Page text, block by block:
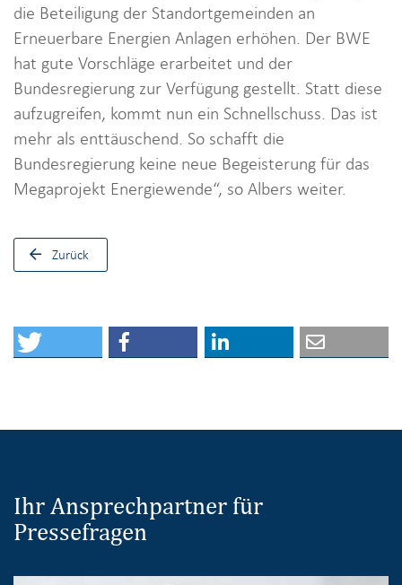
die Beteiligung der Standortgemeinden an
Erneuerbare Energien Anlagen erhöhen. Der BWE
hat gute Vorschläge erarbeitet und der
Bundesregierung zur Verfügung gestellt. Statt diese
aufzugreifen, kommt nun ein Schnellschuss. Das ist
mehr als enttäuschend. So schafft die
Bundesregierung keine neue Begeisterung für das
Megaprojekt Energiewende“, so Albers weiter.
Zurück
Ihr Ansprechpartner für
Pressefragen